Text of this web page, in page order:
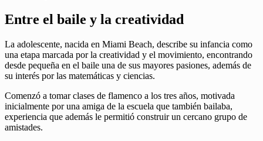
Entre el baile y la creatividad
La adolescente, nacida en Miami Beach, describe su infancia como
una etapa marcada por la creatividad y el movimiento, encontrando
desde pequeña en el baile una de sus mayores pasiones, además de
su interés por las matemáticas y ciencias.
Comenzó a tomar clases de flamenco a los tres años, motivada
inicialmente por una amiga de la escuela que también bailaba,
experiencia que además le permitió construir un cercano grupo de
amistades.